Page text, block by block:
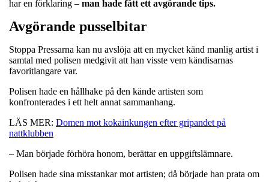
har en förklaring – man hade fått ett avgörande tips.
Avgörande pusselbitar
Stoppa Pressarna kan nu avslöja att en mycket känd manlig artist i
samtal med polisen medgivit att han visste vem kändisarnas
favoritlangare var.
Polisen hade en hållhake på den kände artisten som
konfronterades i ett helt annat sammanhang.
LÄS MER: Domen mot kokainkungen efter gripandet på
nattklubben
– Man började förhöra honom, berättar en uppgiftslämnare.
Polisen hade sina misstankar mot artisten; då började han prata om